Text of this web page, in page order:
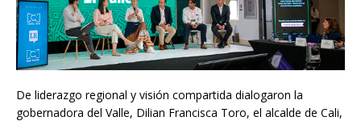
De liderazgo regional y visión compartida dialogaron la
gobernadora del Valle, Dilian Francisca Toro, el alcalde de Cali,